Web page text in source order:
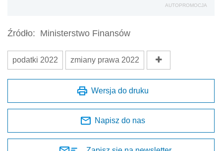
AUTOPROMOCJA
Źródło: Ministerstwo Finansów
podatki 2022 zmiany prawa 2022
Wersja do druku
Napisz do nas